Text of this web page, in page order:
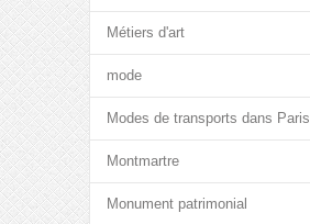
Métiers d'art
mode
Modes de transports dans Paris
Montmartre
Monument patrimonial